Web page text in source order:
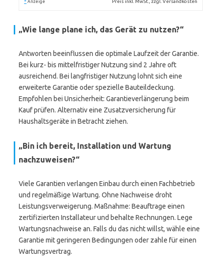
* Anzeige Preis inkl. MwSt., zzgl. Versandkosten
„Wie lange plane ich, das Gerät zu nutzen?“
Antworten beeinflussen die optimale Laufzeit der Garantie.
Bei kurz- bis mittelfristiger Nutzung sind 2 Jahre oft
ausreichend. Bei langfristiger Nutzung lohnt sich eine
erweiterte Garantie oder spezielle Bauteildeckung.
Empfohlen bei Unsicherheit: Garantieverlängerung beim
Kauf prüfen. Alternativ eine Zusatzversicherung für
Haushaltsgeräte in Betracht ziehen.
„Bin ich bereit, Installation und Wartung
nachzuweisen?“
Viele Garantien verlangen Einbau durch einen Fachbetrieb
und regelmäßige Wartung. Ohne Nachweise droht
Leistungsverweigerung. Maßnahme: Beauftrage einen
zertifizierten Installateur und behalte Rechnungen. Lege
Wartungsnachweise an. Falls du das nicht willst, wähle eine
Garantie mit geringeren Bedingungen oder zahle für einen
Wartungsvertrag.